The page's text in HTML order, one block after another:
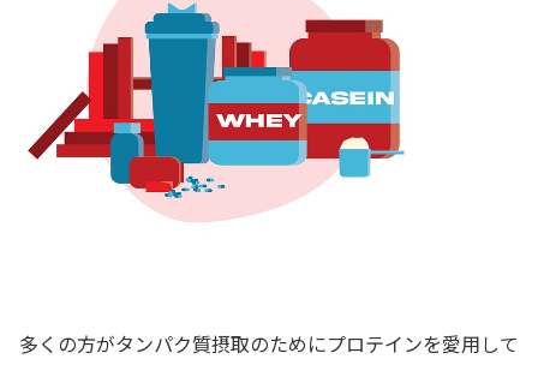
多くの方がタンパク質摂取のためにプロテインを愛用して